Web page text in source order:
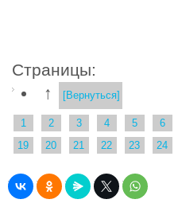
Страницы:
↑
[Вернуться]
1 2 3 4 5 6
19
20 21 22 23 24